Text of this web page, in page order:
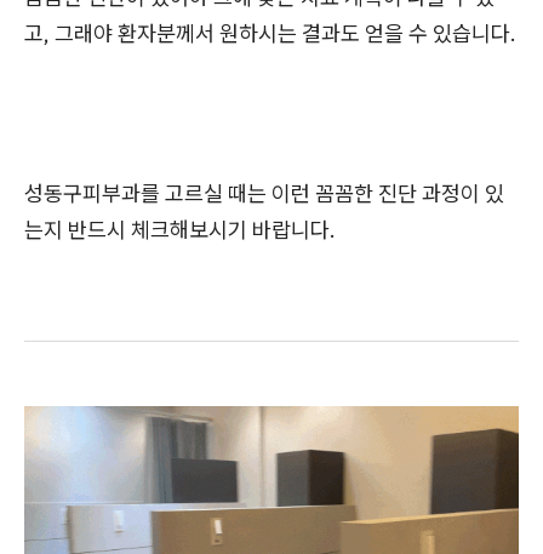
고, 그래야 환자분께서 원하시는 결과도 얻을 수 있습니다.
성동구피부과를 고르실 때는 이런 꼼꼼한 진단 과정이 있
는지 반드시 체크해보시기 바랍니다.